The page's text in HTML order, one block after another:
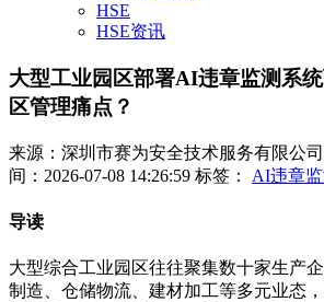
HSE
HSE资讯
大型工业园区部署AI违章监测系
区管理痛点？
来源：深圳市赛为安全技术服务有限公司
间：2026-07-08 14:26:59 标签： AI违章
导读
大型综合工业园区往往聚集数十家生产
制造、仓储物流、建材加工等多元业态